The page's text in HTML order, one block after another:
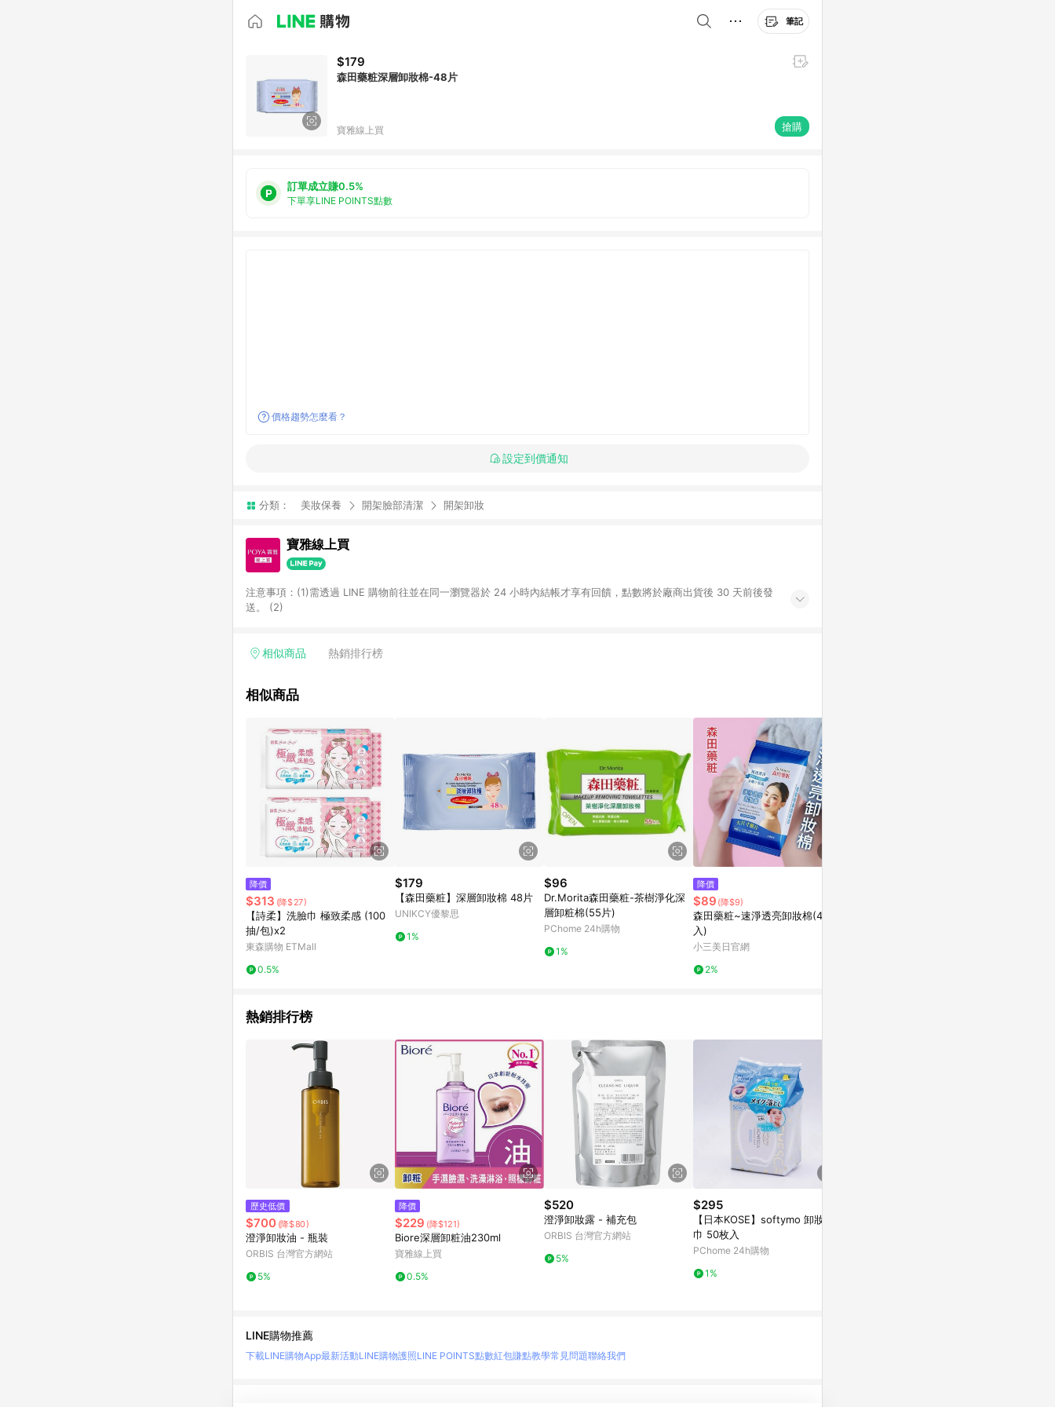
筆記
$179
森田藥粧深層卸妝棉-48片
寶雅線上買 搶購
訂單成立賺0.5%
下單享LINE POINTS點數
價格趨勢怎麼看？
設定到價通知
分類： 美妝保養 開架臉部清潔 開架卸妝
寶雅線上買
注意事項：(1)需透過 LINE 購物前往並在同一瀏覽器於 24 小時內結帳才享有回饋，點數將於廠商出貨後 30 天前後發
送。 (2)
相似商品 熱銷排行榜
相似商品
降價
$313 (降$27)
【詩柔】洗臉巾 極致柔感 (100
抽/包)x2
東森購物 ETMall
0.5%
$179
【森田藥粧】深層卸妝棉 48片
UNIKCY優黎思
1%
$96
Dr.Morita森田藥粧-茶樹淨化深
層卸粧棉(55片)
PChome 24h購物
1%
降價
$89 (降$9)
森田藥粧~速淨透亮卸妝棉(40
入)
小三美日官網
2%
熱銷排行榜
歷史低價
$700 (降$80)
澄淨卸妝油 - 瓶裝
ORBIS 台灣官方網站
5%
降價
$229 (降$121)
Biore深層卸粧油230ml
寶雅線上買
0.5%
$520
澄淨卸妝露 - 補充包
ORBIS 台灣官方網站
5%
$295
【日本KOSE】softymo 卸妝紙
巾 50枚入
PChome 24h購物
1%
LINE購物推薦
下載LINE購物App最新活動LINE購物護照LINE POINTS點數紅包賺點教學常見問題聯絡我們